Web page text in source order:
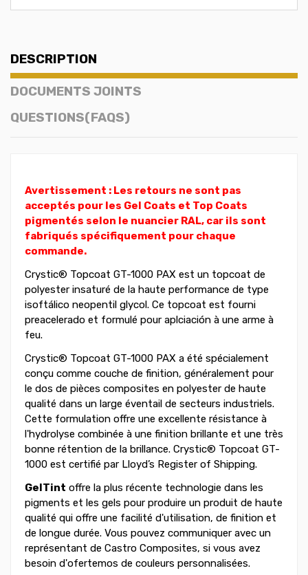
DESCRIPTION
DOCUMENTS JOINTS
QUESTIONS(FAQS)
Avertissement : Les retours ne sont pas
acceptés pour les Gel Coats et Top Coats
pigmentés selon le nuancier RAL, car ils sont
fabriqués spécifiquement pour chaque
commande.
Crystic® Topcoat GT-1000 PAX est un topcoat de
polyester insaturé de la haute performance de type
isoftálico neopentil glycol. Ce topcoat est fourni
preacelerado et formulé pour aplciación à une arme à
feu.
Crystic® Topcoat GT-1000 PAX a été spécialement
conçu comme couche de finition, généralement pour
le dos de pièces composites en polyester de haute
qualité dans un large éventail de secteurs industriels.
Cette formulation offre une excellente résistance à
l'hydrolyse combinée à une finition brillante et une très
bonne rétention de la brillance. Crystic® Topcoat GT-
1000 est certifié par Lloyd’s Register of Shipping.
GelTint offre la plus récente technologie dans les
pigments et les gels pour produire un produit de haute
qualité qui offre une facilité d'utilisation, de finition et
de longue durée. Vous pouvez communiquer avec un
représentant de Castro Composites, si vous avez
besoin d'ofertemos de couleurs personnalisées.